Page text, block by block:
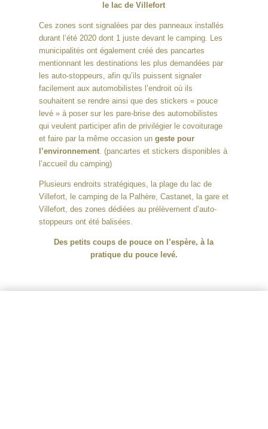
le lac de Villefort
Ces zones sont signalées par des panneaux installés
durant l’été 2020 dont 1 juste devant le camping. Les
municipalités ont également créé des pancartes
mentionnant les destinations les plus demandées par
les auto-stoppeurs, afin qu’ils puissent signaler
facilement aux automobilistes l’endroit où ils
souhaitent se rendre ainsi que des stickers « pouce
levé » à poser sur les pare-brise des automobilistes
qui veulent participer afin de privilégier le covoiturage
et faire par la même occasion un geste pour
l’environnement. (pancartes et stickers disponibles à
l’accueil du camping)
Plusieurs endroits stratégiques, la plage du lac de
Villefort, le camping de la Palhère, Castanet, la gare et
Villefort, des zones dédiées au prélèvement d’auto-
stoppeurs ont été balisées.
Des petits coups de pouce on l’espère, à la
pratique du pouce levé.